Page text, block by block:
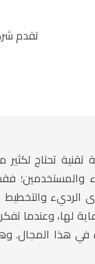
تقدم
تحتاج لكثير
الرديء
لها، وعندما
في هذا المجال.